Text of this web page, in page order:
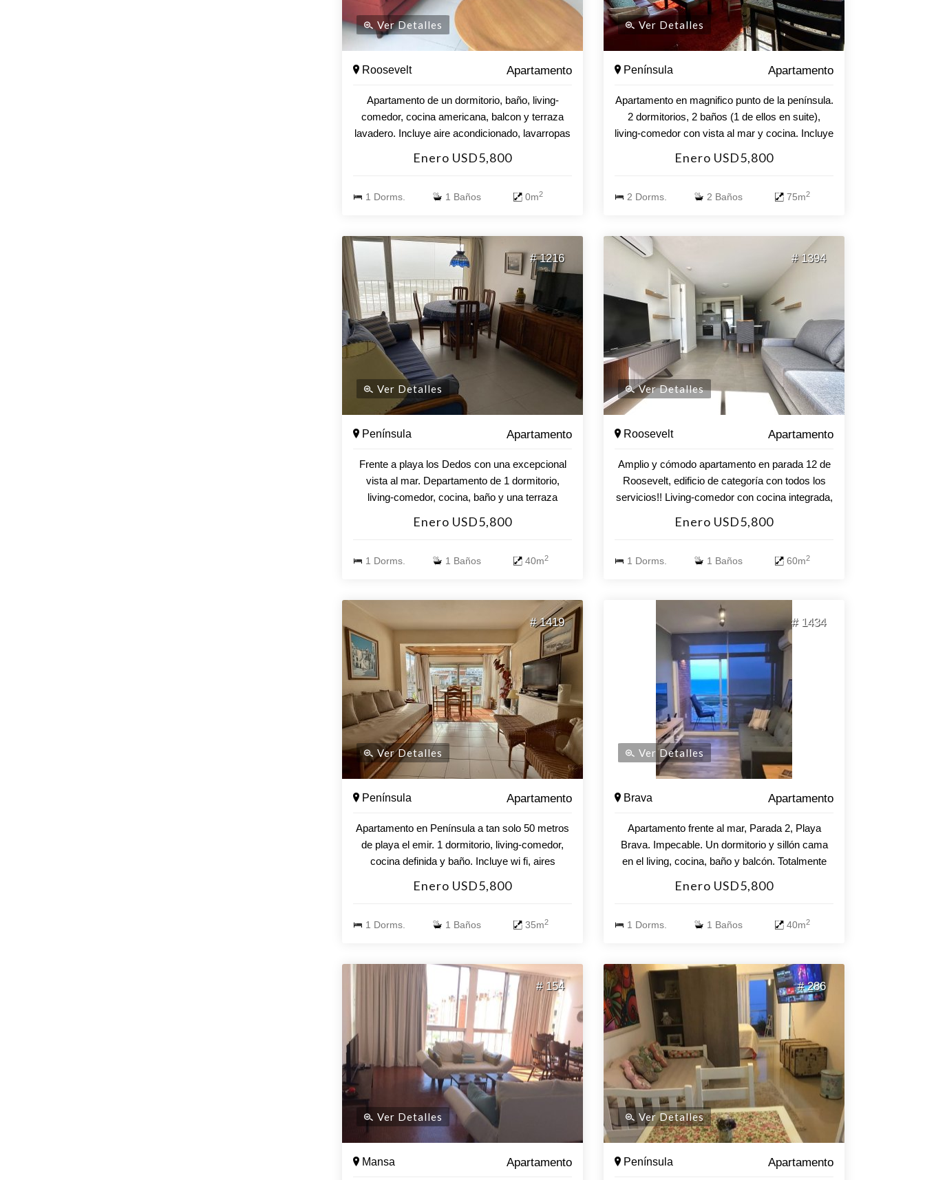
Ver Detalles
Roosevelt Apartamento
Apartamento de un dormitorio, baño, living-
comedor, cocina americana, balcon y terraza
lavadero. Incluye aire acondicionado, lavarropas
piscina abierta y cerrada climatizada, sauna,
hs, etc.
Enero USD5,800
1 Dorms. 1 Baños 0m2
Ver Detalles
Península Apartamento
Apartamento en magnifico punto de la península.
2 dormitorios, 2 baños (1 de ellos en suite),
living-comedor con vista al mar y cocina. Incluye
mucamas y porteria.
Enero USD5,800
2 Dorms. 2 Baños 75m2
# 1216
Ver Detalles
Península Apartamento
Frente a playa los Dedos con una excepcional
vista al mar. Departamento de 1 dormitorio,
living-comedor, cocina, baño y una terraza
de mucamas, wifi, tvcable y porteria.
Enero USD5,800
1 Dorms. 1 Baños 40m2
# 1394
Ver Detalles
Roosevelt Apartamento
Amplio y cómodo apartamento en parada 12 de
Roosevelt, edificio de categoría con todos los
servicios!! Living-comedor con cocina integrada,
plazas. Aire acondicionado en living. Losa
unidad. Garage con baulera. Amenities.- Piscina
de tenis, sala de juegos, microcine, servicio de
mucamas, recepción 24 hs, lavadero, etc.
Enero USD5,800
1 Dorms. 1 Baños 60m2
# 1419
Ver Detalles
Península Apartamento
Apartamento en Península a tan solo 50 metros
de playa el emir. 1 dormitorio, living-comedor,
cocina definida y baño. Incluye wi fi, aires
con servicio de mucama, yacuzzi, Piscina
Enero USD5,800
1 Dorms. 1 Baños 35m2
# 1434
Ver Detalles
Brava Apartamento
Apartamento frente al mar, Parada 2, Playa
Brava. Impecable. Un dormitorio y sillón cama
en el living, cocina, baño y balcón. Totalmente
de mucama a diario, Direc TV, Wi-Fi.
Enero USD5,800
1 Dorms. 1 Baños 40m2
# 154
Ver Detalles
Mansa Apartamento
# 286
Ver Detalles
Península Apartamento